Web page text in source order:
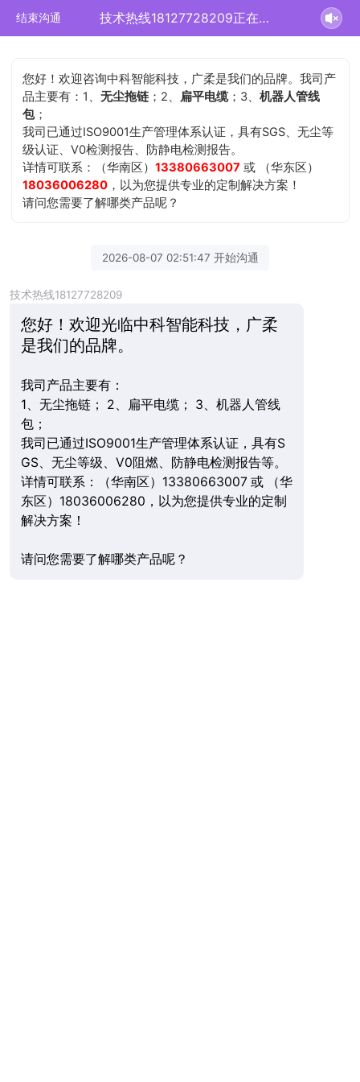
结束沟通 技术热线18127728209正在为您服务
您好！欢迎咨询中科智能科技，广柔是我们的品牌。我司产
品主要有：1、无尘拖链 ；2、 扁平电缆；3、机器人管线
包；
我司已通过ISO9001生产管理体系认证，具有SGS、无尘等
级认证、V0检测报告、防静电检测报告。
详情可联系：（华南区）13380663007 或 （华东区）
18036006280 ，以为您提供专业的定制解决方案！
请问您需要了解哪类产品呢？
2026-08-07 02:51:47 开始沟通
技术热线18127728209
您好！欢迎光临中科智能科技，广柔
是我们的品牌。
我司产品主要有：
1、无尘拖链； 2、扁平电缆； 3、机器人管线
包；
我司已通过ISO9001生产管理体系认证，具有S
GS、无尘等级、V0阻燃、防静电检测报告等。
详情可联系：（华南区）13380663007 或 （华
东区）18036006280，以为您提供专业的定制
解决方案！
请问您需要了解哪类产品呢？